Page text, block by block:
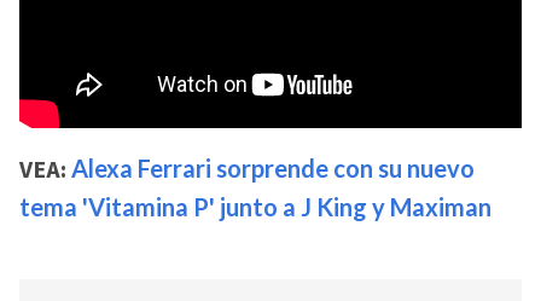
VEA: Alexa Ferrari sorprende con su nuevo
tema 'Vitamina P' junto a J King y Maximan